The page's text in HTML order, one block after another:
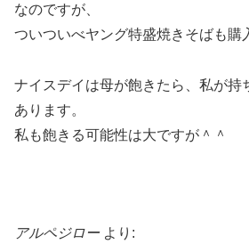
なのですが、
ついついべヤング特盛焼きそばも購
ナイスデイは母が飽きたら、私が持
あります。
私も飽きる可能性は大ですが＾＾
アルペジロー より: